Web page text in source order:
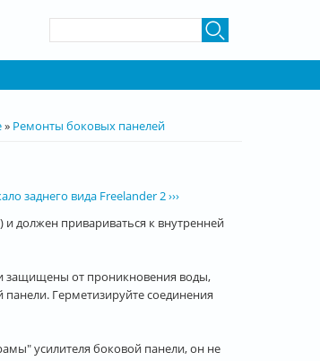
» Ремонты боковых панелей
заднего вида Freelander 2 ›››
и должен привариваться к внутренней
защищены от проникновения воды,
Герметизируйте соединения
усилителя боковой панели, он не